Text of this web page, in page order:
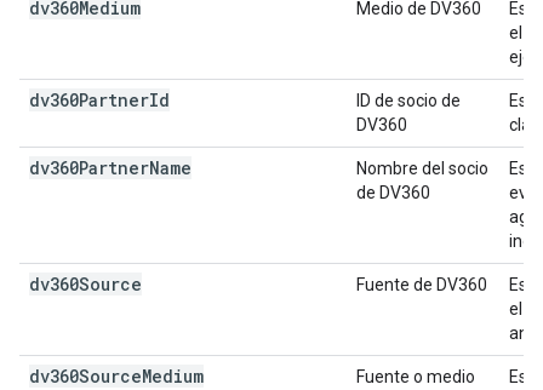
dv360Medium Medio de DV360
Es
el
dv360PartnerId
ID de socio de
DV360
Es
dv360PartnerName
Nombre del socio
de DV360
Es
dv360Source Fuente de DV360
Es
el
dv360SourceMedium
Fuente o medio
Es